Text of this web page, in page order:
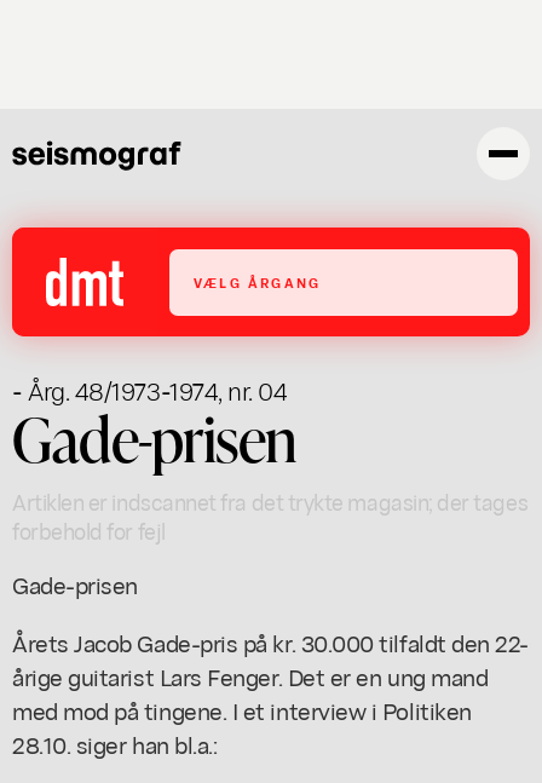
VÆLG ÅRGANG
- Årg. 48/1973-1974, nr. 04
Gade-prisen
Artiklen er indscannet fra det trykte magasin; der tages
forbehold for fejl
Gade-prisen
Årets Jacob Gade-pris på kr. 30.000 tilfaldt den 22-
årige guitarist Lars Fenger. Det er en ung mand
med mod på tingene. I et interview i Politiken
28.10. siger han bl.a.: